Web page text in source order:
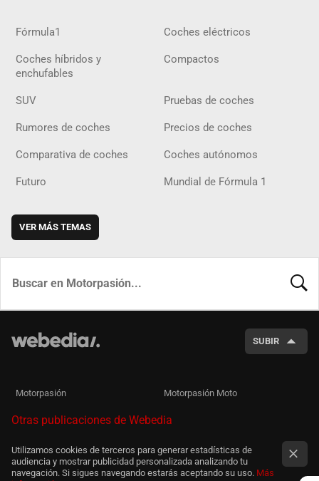
Fórmula1 Coches eléctricos
Coches híbridos y
enchufables
Compactos
SUV Pruebas de coches
Rumores de coches Precios de coches
Comparativa de coches Coches autónomos
Futuro Mundial de Fórmula 1
VER MÁS TEMAS
SUBIR
Motorpasión Motorpasión Moto
Otras publicaciones de Webedia
Utilizamos cookies de terceros para generar estadísticas de
audiencia y mostrar publicidad personalizada analizando tu
navegación. Si sigues navegando estarás aceptando su uso. Más